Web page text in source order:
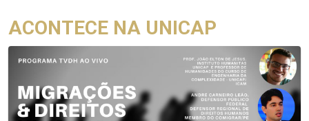
ACONTECE NA UNICAP